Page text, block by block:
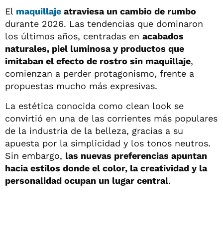
El maquillaje atraviesa un cambio de rumbo
durante 2026. Las tendencias que dominaron
los últimos años, centradas en acabados
naturales, piel luminosa y productos que
imitaban el efecto de rostro sin maquillaje,
comienzan a perder protagonismo, frente a
propuestas mucho más expresivas.
La estética conocida como clean look se
convirtió en una de las corrientes más populares
de la industria de la belleza, gracias a su
apuesta por la simplicidad y los tonos neutros.
Sin embargo, las nuevas preferencias apuntan
hacia estilos donde el color, la creatividad y la
personalidad ocupan un lugar central.